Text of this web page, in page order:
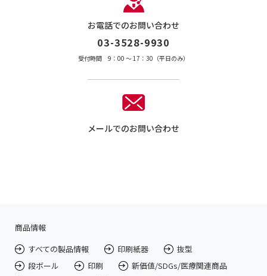
お電話でのお問い合わせ
03-3528-9930
受付時間 9：00 〜 17：30（平日のみ）
メールでのお問い合わせ
商品情報
すべての製品情報
印刷紙器
抜型
段ボール
印刷
新価値/SDGs/医療関連商品